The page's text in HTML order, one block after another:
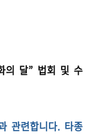
의 달” 법회 및 수
관련합니다. 타종